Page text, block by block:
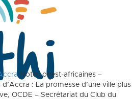
Notes ouest-africaines –
: La promesse d’une ville plus
OCDE – Secrétariat du Club du